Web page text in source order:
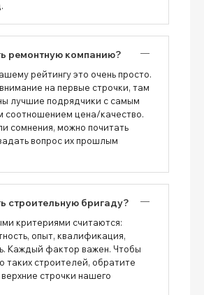
ремонтную компанию?
рейтингу это очень просто.
на первые строчки, там
лучшие подрядчики с самым
соотношением цена/качество.
сомнения, можно почитать
вопрос их прошлым
строительную бригаду?
критериями считаются:
опыт, квалификация,
Каждый фактор важен. Чтобы
таких строителей, обратите
строчки нашего